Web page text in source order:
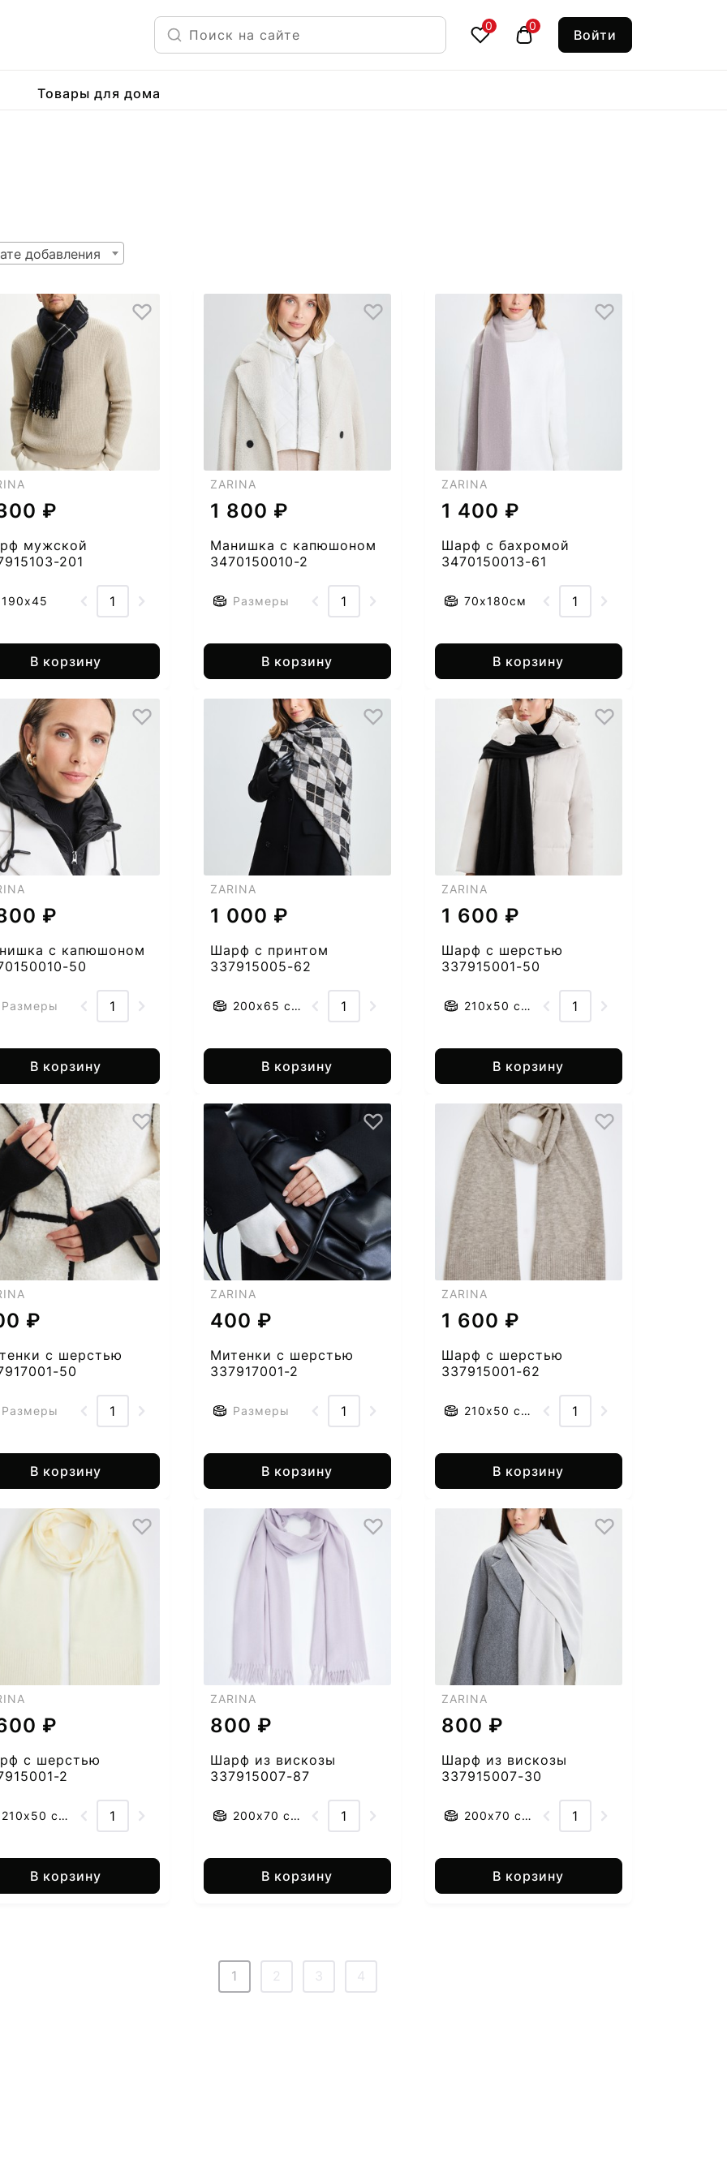
0 0
Войти
Товары для дома
добавления
₽
мужской
201
190х45
В корзину
ZARINA
1 800 ₽
Манишка с капюшоном
3470150010-2
Размеры
В корзину
ZARINA
1 400 ₽
Шарф с бахромой
3470150013-61
70х180см
В корзину
₽
с капюшоном
50
Размеры
В корзину
ZARINA
1 000 ₽
Шарф с принтом
337915005-62
200x65 см.
В корзину
ZARINA
1 600 ₽
Шарф с шерстью
337915001-50
210x50 см.
В корзину
₽
с шерстью
50
Размеры
В корзину
ZARINA
400 ₽
Митенки с шерстью
337917001-2
Размеры
В корзину
ZARINA
1 600 ₽
Шарф с шерстью
337915001-62
210x50 см.
В корзину
₽
с шерстью
2
210x50 см.
В корзину
ZARINA
800 ₽
Шарф из вискозы
337915007-87
200x70 см.
В корзину
ZARINA
800 ₽
Шарф из вискозы
337915007-30
200x70 см.
В корзину
1 2 3 4